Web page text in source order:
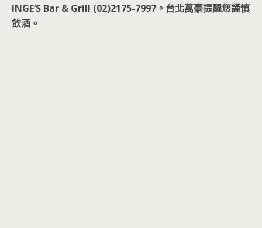
INGE’S Bar & Grill (02)2175-7997。台北萬豪提醒您謹慎
飲酒。